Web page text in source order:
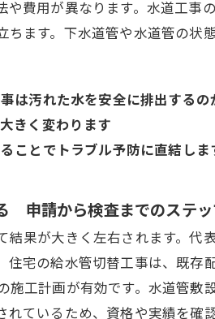
や費用が異なります。水道工
ます。下水道管や水道管の状
は汚れた水を安全に排出するの
きく変わります
ことでトラブル予防に直結しま
申請から検査までのステ
結果が大きく左右されます。
住宅の給水管切替工事は、既
施工計画が有効です。水道管
ているため、資格や実績を確